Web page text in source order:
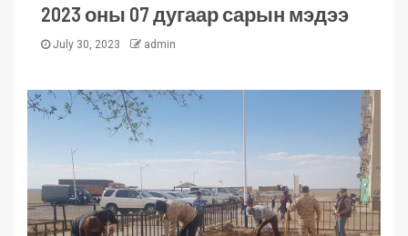
2023 оны 07 дугаар сарын мэдээ
July 30, 2023 admin